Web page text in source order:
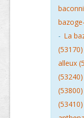
- La
(53170)
alleux
(53240)
(53800)
(53410)